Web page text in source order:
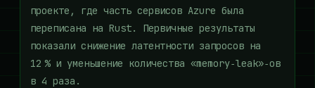
проекте, где часть сервисов Azure была
переписана на Rust. Первичные результаты
показали снижение латентности запросов на
12 % и уменьшение количества «memory‑leak»‑ов
в 4 раза.